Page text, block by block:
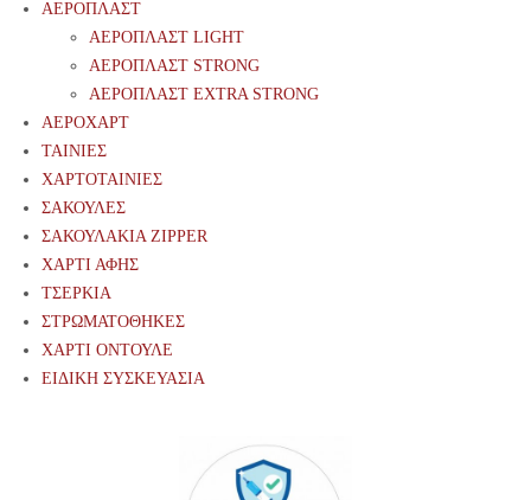
ΑΕΡΟΠΛΑΣΤ
ΑΕΡΟΠΛΑΣΤ LIGHT
ΑΕΡΟΠΛΑΣΤ STRONG
ΑΕΡΟΠΛΑΣΤ EXTRA STRONG
ΑΕΡΟΧΑΡΤ
ΤΑΙΝΙΕΣ
ΧΑΡΤΟΤΑΙΝΙΕΣ
ΣΑΚΟΥΛΕΣ
ΣΑΚΟΥΛΑΚΙΑ ZIPPER
ΧΑΡΤΙ ΑΦΗΣ
ΤΣΕΡΚΙΑ
ΣΤΡΩΜΑΤΟΘΗΚΕΣ
ΧΑΡΤΙ ΟΝΤΟΥΛΕ
ΕΙΔΙΚΗ ΣΥΣΚΕΥΑΣΙΑ